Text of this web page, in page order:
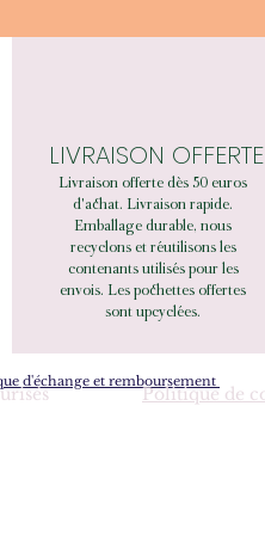
LIVRAISON OFFERTE
Livraison offerte dès 50 euros
d'achat. Livraison rapide.
Emballage durable, nous
recyclons et réutilisons les
contenants utilisés pour les
envois. Les pochettes offertes
sont upcyclées.
d'échange et remboursement
Politique de